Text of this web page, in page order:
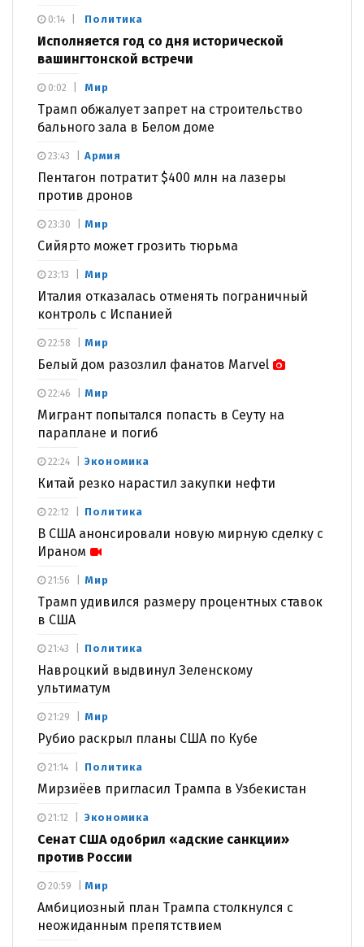
Политика
Исполняется год со дня исторической
вашингтонской встречи
0:14
Мир
Трамп обжалует запрет на строительство
бального зала в Белом доме
0:02
Армия
Пентагон потратит $400 млн на лазеры
против дронов
23:43
Мир
Сийярто может грозить тюрьма
23:30
Мир
Италия отказалась отменять пограничный
контроль с Испанией
23:13
Мир
Белый дом разозлил фанатов Marvel
22:58
Мир
Мигрант попытался попасть в Сеуту на
параплане и погиб
22:46
Экономика
Китай резко нарастил закупки нефти
22:24
Политика
В США анонсировали новую мирную сделку с
Ираном
22:12
Мир
Трамп удивился размеру процентных ставок
в США
21:56
Политика
Навроцкий выдвинул Зеленскому
ультиматум
21:43
Мир
Рубио раскрыл планы США по Кубе
21:29
Политика
Мирзиёев пригласил Трампа в Узбекистан
21:14
Экономика
Сенат США одобрил «адские санкции»
против России
21:12
Мир
Амбициозный план Трампа столкнулся с
неожиданным препятствием
20:59